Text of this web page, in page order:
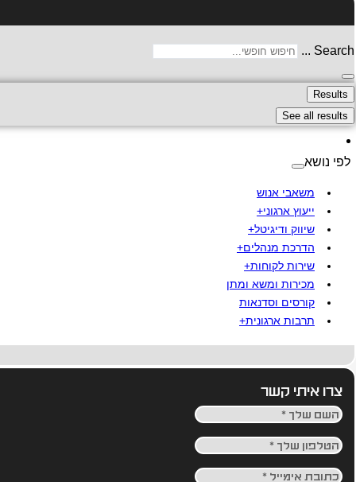
Search ...
Results
See all results
לפי נושא
משאבי אנוש
ייעוץ ארגוני+
שיווק ודיגיטל+
הדרכת מנהלים+
שירות לקוחות+
מכירות ומשא ומתן
קורסים וסדנאות
תרבות ארגונית+
צרו איתי קשר